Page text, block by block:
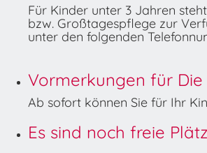
Für Kinder unter 3 Jahren
bzw. Großtagespflege zur
unter den folgenden
Vormerkungen für
Ab sofort können Sie für Ihr
Es sind noch freie